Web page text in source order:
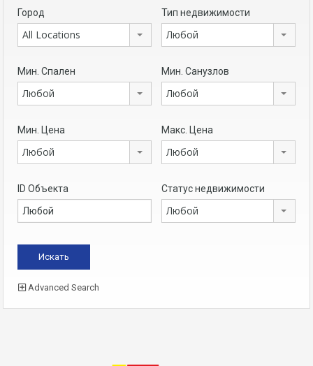
Город
All Locations
Тип недвижимости
Любой
Мин. Спален
Любой
Мин. Санузлов
Любой
Мин. Цена
Любой
Макс. Цена
Любой
ID Объекта Статус недвижимости
Любой
Advanced Search